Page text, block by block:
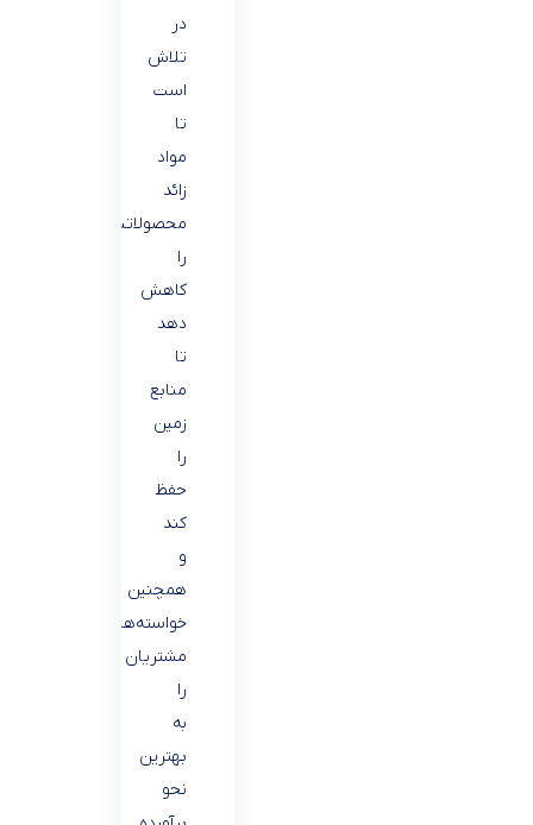
در
تلاش
است
تا
مواد
زائد
محصولاتش
را
کاهش
دهد
تا
منابع
زمین
را
حفظ
کند
و
همچنین
خواسته‌های
مشتریان
را
به
بهترین
نحو